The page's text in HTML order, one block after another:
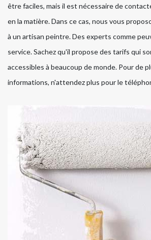
être faciles, mais il est nécessaire de
en la matière. Dans ce cas, nous vous
à un artisan peintre. Des experts comme
service. Sachez qu'il propose des tarifs qui
accessibles à beaucoup de monde. Pour de
informations, n'attendez plus pour le